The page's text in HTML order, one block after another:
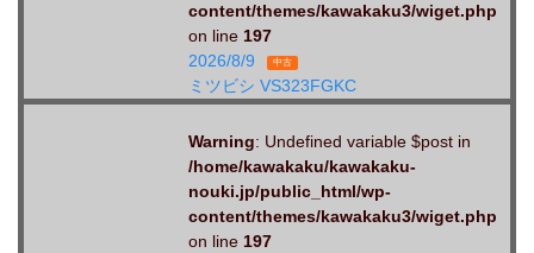
content/themes/kawakaku3/wiget.php
on line 197
2026/8/9
中古
ミツビシ VS323FGKC
Warning: Undefined variable $post in
/home/kawakaku/kawakaku-
nouki.jp/public_html/wp-
content/themes/kawakaku3/wiget.php
on line 197